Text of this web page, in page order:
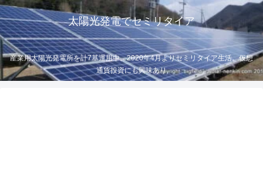
太陽光発電でセミリタイア
産業用太陽光発電所を計7基運用中。2020年4月よりセミリタイア生活。仮想
通貨投資にも興味あり